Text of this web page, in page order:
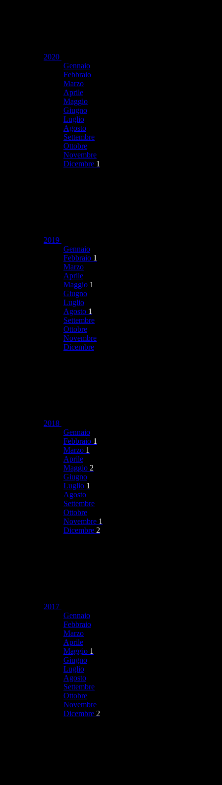
2020
Gennaio
Febbraio
Marzo
Aprile
Maggio
Giugno
Luglio
Agosto
Settembre
Ottobre
Novembre
Dicembre 1
2019
Gennaio
Febbraio 1
Marzo
Aprile
Maggio 1
Giugno
Luglio
Agosto 1
Settembre
Ottobre
Novembre
Dicembre
2018
Gennaio
Febbraio 1
Marzo 1
Aprile
Maggio 2
Giugno
Luglio 1
Agosto
Settembre
Ottobre
Novembre 1
Dicembre 2
2017
Gennaio
Febbraio
Marzo
Aprile
Maggio 1
Giugno
Luglio
Agosto
Settembre
Ottobre
Novembre
Dicembre 2